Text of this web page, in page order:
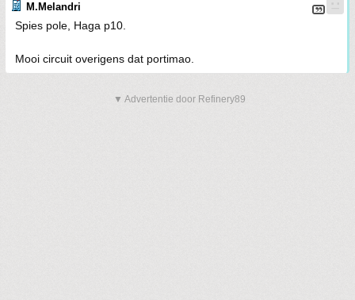
M.Melandri
Spies pole, Haga p10.
Mooi circuit overigens dat portimao.
▼ Advertentie door Refinery89